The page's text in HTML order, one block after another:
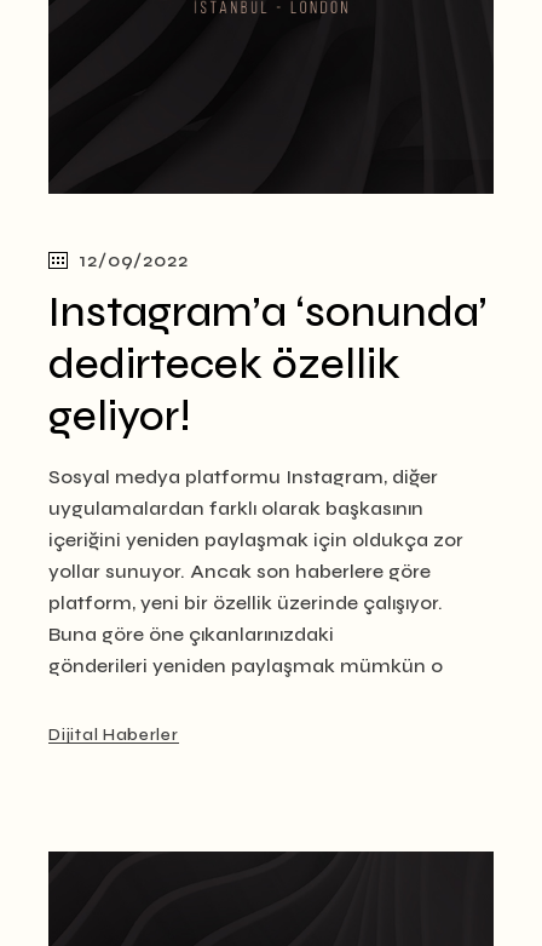
12/09/2022
Instagram’a ‘sonunda’
dedirtecek özellik
geliyor!
Sosyal medya platformu Instagram, diğer
uygulamalardan farklı olarak başkasının
içeriğini yeniden paylaşmak için oldukça zor
yollar sunuyor. Ancak son haberlere göre
platform, yeni bir özellik üzerinde çalışıyor.
Buna göre öne çıkanlarınızdaki
gönderileri yeniden paylaşmak mümkün o
Dijital Haberler